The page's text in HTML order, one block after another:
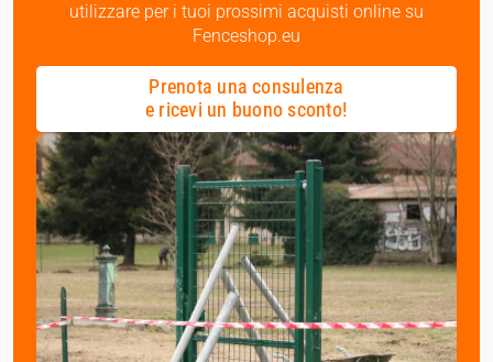
utilizzare per i tuoi prossimi acquisti online su
Fenceshop.eu
Prenota una consulenza
e ricevi un buono sconto!